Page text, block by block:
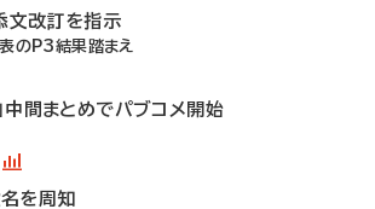
文改訂を指示
のP3結果踏まえ
中間まとめでパブコメ開始
を周知